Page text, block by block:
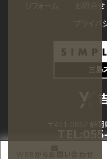
お問合せ
プライ
三島
〒411-0857 静
受付